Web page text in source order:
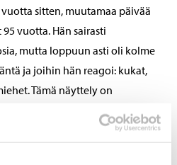
sitten, muutamaa päivää
vuotta. Hän sairasti
mutta loppuun asti oli kolme
ja joihin hän reagoi: kukat,
Tämä näyttely on
tästä näyttelystä – mutta